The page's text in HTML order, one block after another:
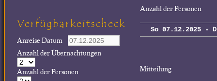
Anzahl der Personen
So 07.12.2025 -
Mitteilung
Verfügbarkeitscheck
Anreise Datum
Anzahl der Übernachtungen
Anzahl der Personen